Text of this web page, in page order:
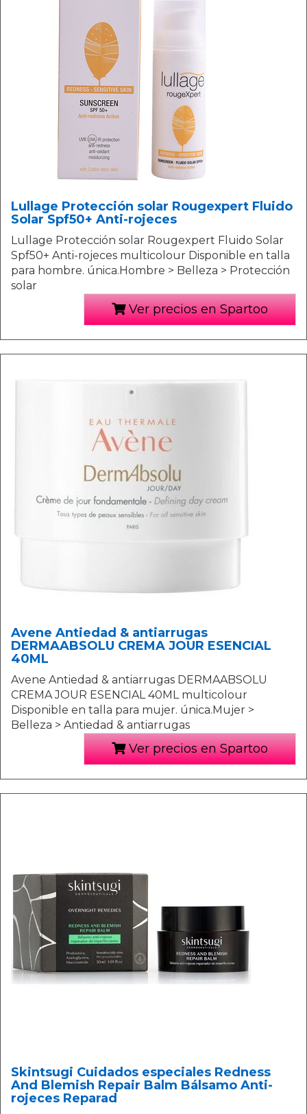
Lullage Protección solar Rougexpert Fluido
Solar Spf50+ Anti-rojeces
Lullage Protección solar Rougexpert Fluido Solar
Spf50+ Anti-rojeces multicolour Disponible en talla
para hombre. única.Hombre > Belleza > Protección
solar
Ver precios en Spartoo
Avene Antiedad & antiarrugas
DERMAABSOLU CREMA JOUR ESENCIAL
40ML
Avene Antiedad & antiarrugas DERMAABSOLU
CREMA JOUR ESENCIAL 40ML multicolour
Disponible en talla para mujer. única.Mujer >
Belleza > Antiedad & antiarrugas
Ver precios en Spartoo
Skintsugi Cuidados especiales Redness
And Blemish Repair Balm Bálsamo Anti-
rojeces Reparad